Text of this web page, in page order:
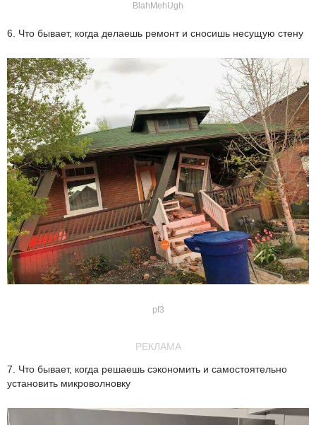
BlahMehUgh
6. Что бывает, когда делаешь ремонт и сносишь несущую стену
pf3
РЕКЛАМА
7. Что бывает, когда решаешь сэкономить и самостоятельно
установить микроволновку